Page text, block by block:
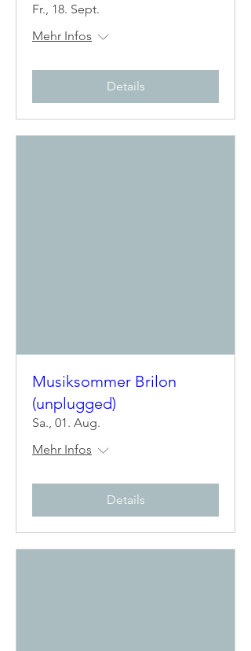
Fr., 18. Sept.
Mehr Infos
Details
Musiksommer Brilon
(unplugged)
Sa., 01. Aug.
Mehr Infos
Details